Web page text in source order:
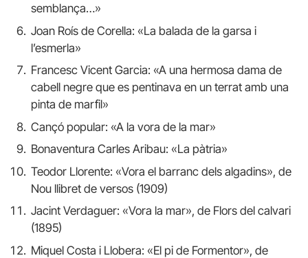
semblança…»
Joan Roís de Corella: «La balada de la garsa i
l’esmerla»
Francesc Vicent Garcia: «A una hermosa dama de
cabell negre que es pentinava en un terrat amb una
pinta de marfil»
Cançó popular: «A la vora de la mar»
Bonaventura Carles Aribau: «La pàtria»
Teodor Llorente: «Vora el barranc dels algadins», de
Nou llibret de versos (1909)
Jacint Verdaguer: «Vora la mar», de Flors del calvari
(1895)
Miquel Costa i Llobera: «El pi de Formentor», de